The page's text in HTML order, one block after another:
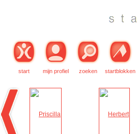
start mijn profiel zoeken startblokken